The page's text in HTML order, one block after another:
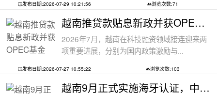
发布日期:2026-07-29 10:21:56 浏览次数:71
越南推贷款贴息新政并获OPEC基金5000万美
2026年7月，越南在科技融资领域接连迎来两
项重要进展，分别为国内政策激励与...
发布日期:2026-07-27 10:55:22 浏览次数:103
越南9月正式实施海牙认证，中越跨境文件